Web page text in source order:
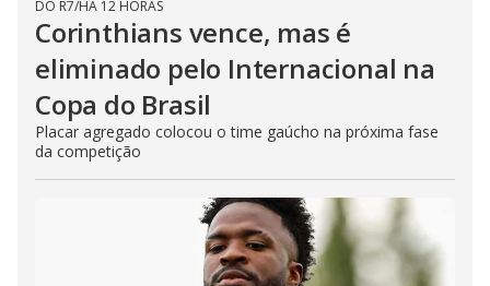
DO R7/HÁ 12 HORAS
Corinthians vence, mas é
eliminado pelo Internacional na
Copa do Brasil
Placar agregado colocou o time gaúcho na próxima fase
da competição